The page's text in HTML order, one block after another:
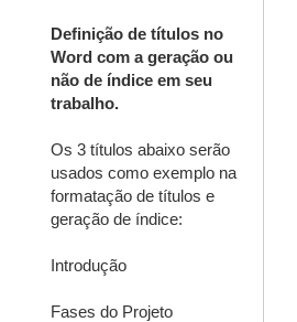
Definição de títulos no
Word com a geração ou
não de índice em seu
trabalho.
Os 3 títulos abaixo serão
usados como exemplo na
formatação de títulos e
geração de índice:
Introdução
Fases do Projeto